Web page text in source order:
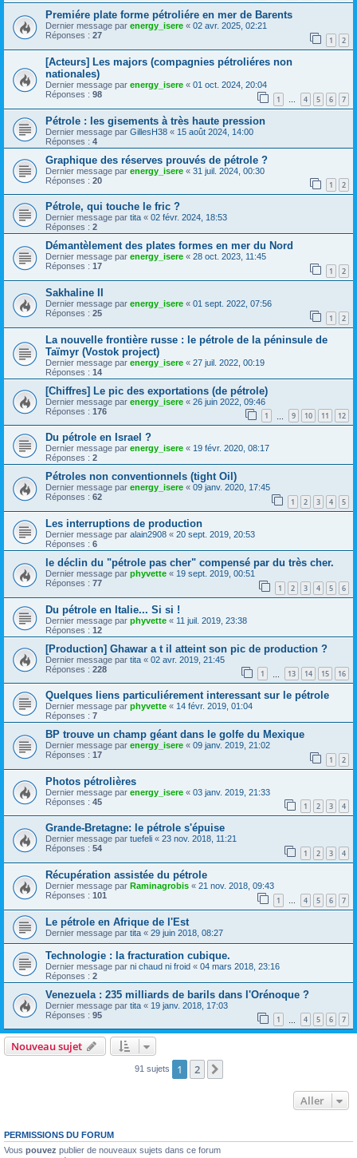
Premiére plate forme pétroliére en mer de Barents
Dernier message par energy_isere « 02 avr. 2025, 02:21
Réponses : 27 1 2
[Acteurs] Les majors (compagnies pétroliéres non
nationales)
Dernier message par energy_isere « 01 oct. 2024, 20:04
Réponses : 98 1 … 4 5 6 7
Pétrole : les gisements à très haute pression
Dernier message par GillesH38 « 15 août 2024, 14:00
Réponses : 4
Graphique des réserves prouvés de pétrole ?
Dernier message par energy_isere « 31 juil. 2024, 00:30
Réponses : 20 1 2
Pétrole, qui touche le fric ?
Dernier message par tita « 02 févr. 2024, 18:53
Réponses : 2
Démantèlement des plates formes en mer du Nord
Dernier message par energy_isere « 28 oct. 2023, 11:45
Réponses : 17 1 2
Sakhaline II
Dernier message par energy_isere « 01 sept. 2022, 07:56
Réponses : 25 1 2
La nouvelle frontière russe : le pétrole de la péninsule de
Taïmyr (Vostok project)
Dernier message par energy_isere « 27 juil. 2022, 00:19
Réponses : 14
[Chiffres] Le pic des exportations (de pétrole)
Dernier message par energy_isere « 26 juin 2022, 09:46
Réponses : 176 1 9 10 11 12
Du pétrole en Israel ?
Dernier message par energy_isere « 19 févr. 2020, 08:17
Réponses : 2
Pétroles non conventionnels (tight Oil)
Dernier message par energy_isere « 09 janv. 2020, 17:45
Réponses : 62 1 2 3 4 5
Les interruptions de production
Dernier message par alain2908 « 20 sept. 2019, 20:53
Réponses : 6
le déclin du "pétrole pas cher" compensé par du très cher.
Dernier message par phyvette « 19 sept. 2019, 00:51
Réponses : 77 1 2 3 4 5 6
Du pétrole en Italie... Si si !
Dernier message par phyvette « 11 juil. 2019, 23:38
Réponses : 12
[Production] Ghawar a t il atteint son pic de production ?
Dernier message par tita « 02 avr. 2019, 21:45
Réponses : 228 1 13 14 15 16
Quelques liens particuliérement interessant sur le pétrole
Dernier message par phyvette « 14 févr. 2019, 01:04
Réponses : 7
BP trouve un champ géant dans le golfe du Mexique
Dernier message par energy_isere « 09 janv. 2019, 21:02
Réponses : 17 1 2
Photos pétrolières
Dernier message par energy_isere « 03 janv. 2019, 21:33
Réponses : 45 1 2 3 4
Grande-Bretagne: le pétrole s'épuise
Dernier message par tuefeli « 23 nov. 2018, 11:21
Réponses : 54 1 2 3 4
Récupération assistée du pétrole
Dernier message par Raminagrobis « 21 nov. 2018, 09:43
Réponses : 101 1 … 4 5 6 7
Le pétrole en Afrique de l'Est
Dernier message par tita « 29 juin 2018, 08:27
Technologie : la fracturation cubique.
Dernier message par ni chaud ni froid « 04 mars 2018, 23:16
Réponses : 2
Venezuela : 235 milliards de barils dans l'Orénoque ?
Dernier message par tita « 19 janv. 2018, 17:03
Réponses : 95 1 4 5 6 7
Nouveau sujet
91 sujets 1 2
Aller
PERMISSIONS DU FORUM
Vous pouvez publier de nouveaux sujets dans ce forum